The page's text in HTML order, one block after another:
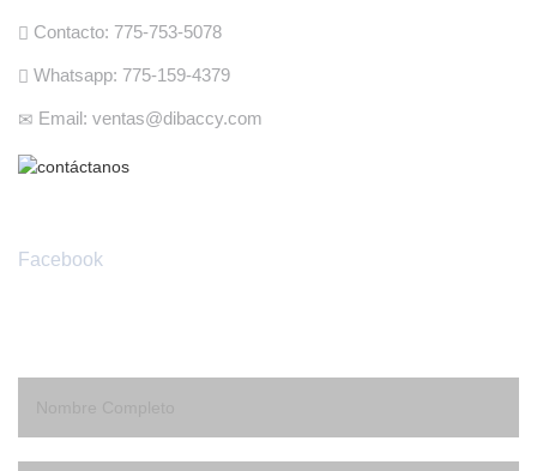
Contacto: 775-753-5078
Whatsapp: 775-159-4379
Email: ventas@dibaccy.com
Facebook